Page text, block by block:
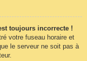
toujours incorrecte !
votre fuseau horaire et
le serveur ne soit pas à